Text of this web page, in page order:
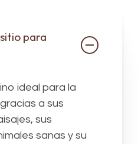
para
ideal para la
a sus
sus
sanas y su